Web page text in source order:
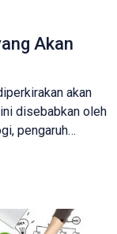
Akan
akan
disebabkan oleh
pengaruh
yang inovatif dan
Integrasi AI